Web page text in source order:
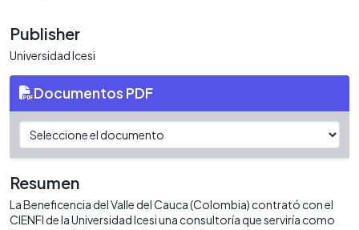
Publisher
Universidad Icesi
Documentos PDF
Resumen
La Beneficencia del Valle del Cauca (Colombia) contrató con el
CIENFI de la Universidad Icesi una consultoría que serviría como